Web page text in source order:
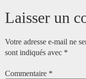
Laisser un
Votre adresse e-mail ne
sont indiqués avec *
Commentaire *